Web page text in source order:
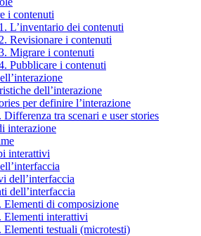
i contenuti
L’inventario dei contenuti
Revisionare i contenuti
Migrare i contenuti
Pubblicare i contenuti
dell’interazione
per definire l’interazione
Differenza tra scenari e user stories
interazione
interattivi
dell’interfaccia
dell’interfaccia
Elementi di composizione
Elementi interattivi
Elementi testuali (microtesti)